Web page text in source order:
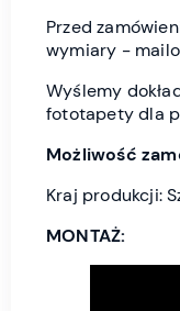
Przed
wymiary -
Wyślemy
fototapety dla
Możliwość
Kraj produkcji:
MONTAŻ: